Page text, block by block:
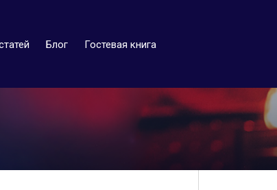
Блог Гостевая книга